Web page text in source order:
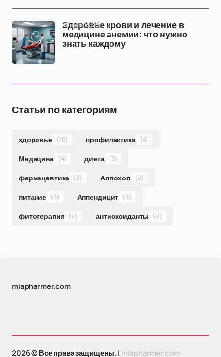
Здоровье крови и лечение в
медицине анемии: что нужно
знать каждому
10 ноя 2025
Статьи по категориям
здоровье (16) профилактика (4)
Медицина (4) диета (3)
фармацевтика (3) Аллохол (3)
питание (3) Аппендицит (3)
фитотерапия (2) антиоксиданты (2)
miapharmer.com
2026 © Все права защищены. | miapharmer.com